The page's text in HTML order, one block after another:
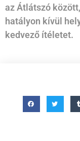
az Átlátszó
hatályon kívül
kedvező ítéletet.